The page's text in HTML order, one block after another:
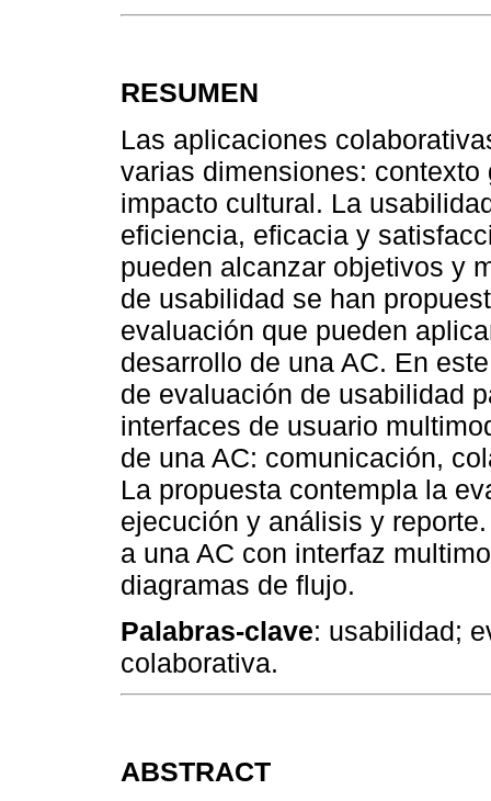
RESUMEN
Las aplicaciones
varias dimensiones:
impacto cultural. La
eficiencia, eficacia y
pueden alcanzar objetivos y
de usabilidad se han
evaluación que pueden
desarrollo de una AC. En
de evaluación de usabilidad
interfaces de usuario
de una AC: comunicación,
La propuesta contempla la
ejecución y análisis y
a una AC con interfaz
diagramas de flujo.
Palabras-clave: usabilidad;
colaborativa.
ABSTRACT